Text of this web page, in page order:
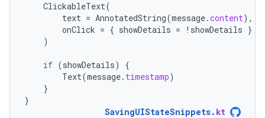
ClickableText(
text = AnnotatedString(message.content),
onClick = { showDetails = ! showDetails }
)
if (showDetails)
{
Text(message. timestamp)
}
}
SavingUIStateSnippets. kt